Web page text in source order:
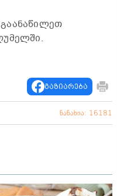
გაზიარება
ნანახია: 16181